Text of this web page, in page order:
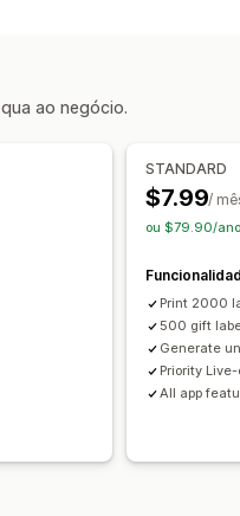
personalizados
ao negócio.
STANDARD
$7.99/
ou $79.90/
Print 2000
500 gift
Generate
Priority
All app